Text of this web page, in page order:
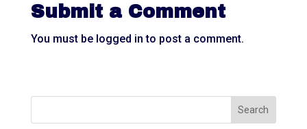
Submit a Comment
You must be logged in to post a comment.